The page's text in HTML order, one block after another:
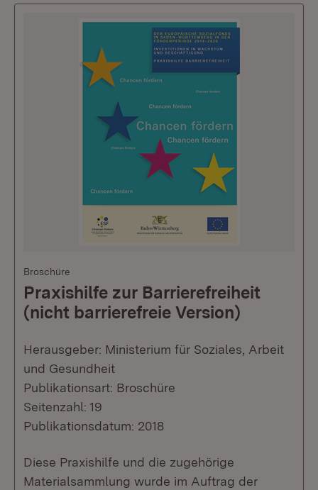
Broschüre
Praxishilfe zur Barrierefreiheit
(nicht barrierefreie Version)
Herausgeber: Ministerium für Soziales, Arbeit
und Gesundheit
Publikationsart: Broschüre
Seitenzahl: 19
Publikationsdatum: 2018
Diese Praxishilfe und die zugehörige
Materialsammlung wurde im Auftrag der